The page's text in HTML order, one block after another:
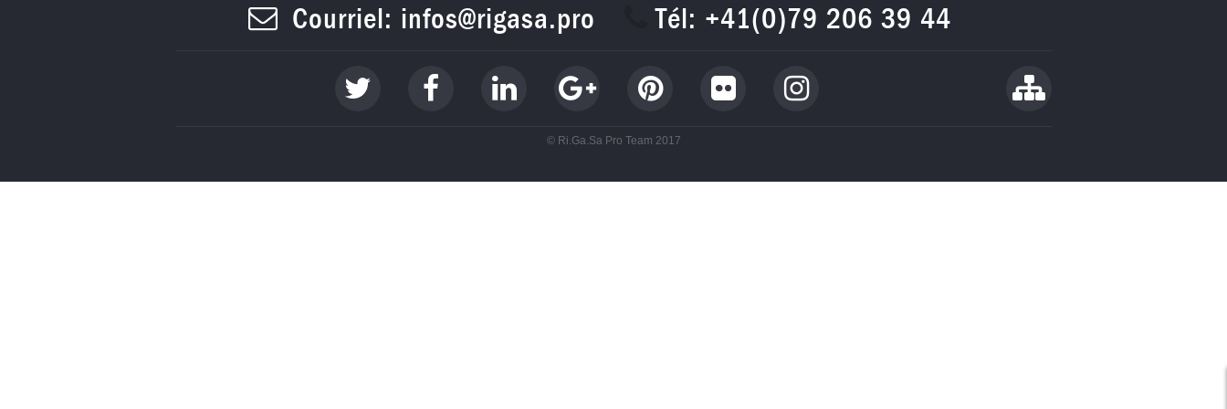
Courriel: infos@rigasa.pro Tél: +41(0)79 206 39 44
© Ri.Ga.Sa Pro Team 2017